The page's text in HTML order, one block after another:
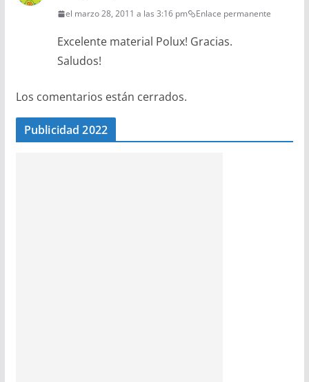
el marzo 28, 2011 a las 3:16 pm Enlace permanente
Excelente material Polux! Gracias.
Saludos!
Los comentarios están cerrados.
Publicidad 2022